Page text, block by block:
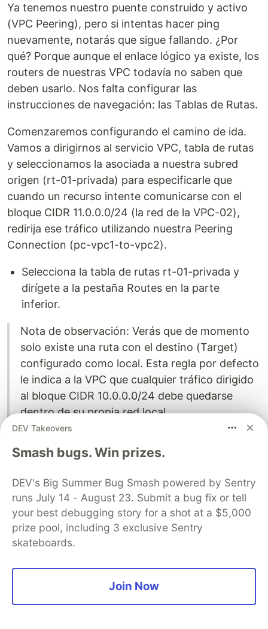
Ya tenemos nuestro puente construido y activo
(VPC Peering), pero si intentas hacer ping
nuevamente, notarás que sigue fallando. ¿Por
qué? Porque aunque el enlace lógico ya existe, los
routers de nuestras VPC todavía no saben que
deben usarlo. Nos falta configurar las
instrucciones de navegación: las Tablas de Rutas.
Comenzaremos configurando el camino de ida.
Vamos a dirigirnos al servicio VPC, tabla de rutas
y seleccionamos la asociada a nuestra subred
origen (rt-01-privada) para especificarle que
cuando un recurso intente comunicarse con el
bloque CIDR 11.0.0.0/24 (la red de la VPC-02),
redirija ese tráfico utilizando nuestra Peering
Connection (pc-vpc1-to-vpc2).
Selecciona la tabla de rutas rt-01-privada y
dirígete a la pestaña Routes en la parte
inferior.
Nota de observación: Verás que de momento
solo existe una ruta con el destino (Target)
configurado como local. Esta regla por defecto
le indica a la VPC que cualquier tráfico dirigido
al bloque CIDR 10.0.0.0/24 debe quedarse
dentro de su propia red local.
superior derecha de la pestaña).
configura los siguientes campos:
- Destination: Coloca el bloque CIDR completo
de la VPC-02 (11.0.0.0/24). Con esto le indicas
al router el "rango de red de destino". Le estás
cualquier recurso dentro de la VPC-02, debe
DEV Takeovers
Smash bugs. Win prizes.
DEV's Big Summer Bug Smash powered by Sentry
runs July 14 - August 23. Submit a bug fix or tell
your best debugging story for a shot at a $5,000
prize pool, including 3 exclusive Sentry
skateboards.
Join Now